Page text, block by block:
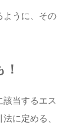
うに、その
該当するエス
に定める、